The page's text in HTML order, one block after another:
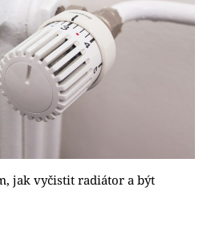
jak vyčistit radiátor a být